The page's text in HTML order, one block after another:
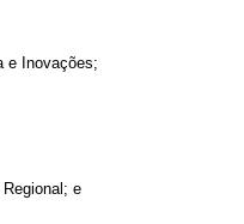
e Inovações;
e